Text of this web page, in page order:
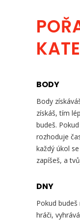
BODY
Body
získáš, tím
budeš.
rozhoduje
každý úkol
zapíšeš, a
DNY
Pokud
hráči,